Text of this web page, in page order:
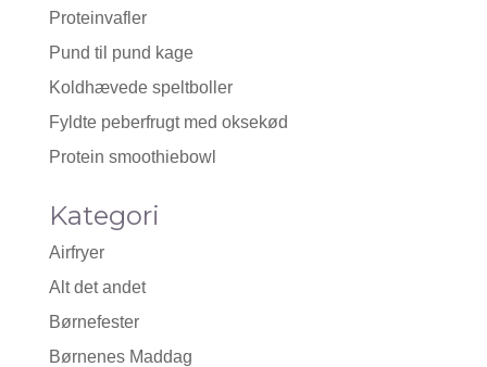
Proteinvafler
Pund til pund kage
Koldhævede speltboller
Fyldte peberfrugt med oksekød
Protein smoothiebowl
Kategori
Airfryer
Alt det andet
Børnefester
Børnenes Maddag